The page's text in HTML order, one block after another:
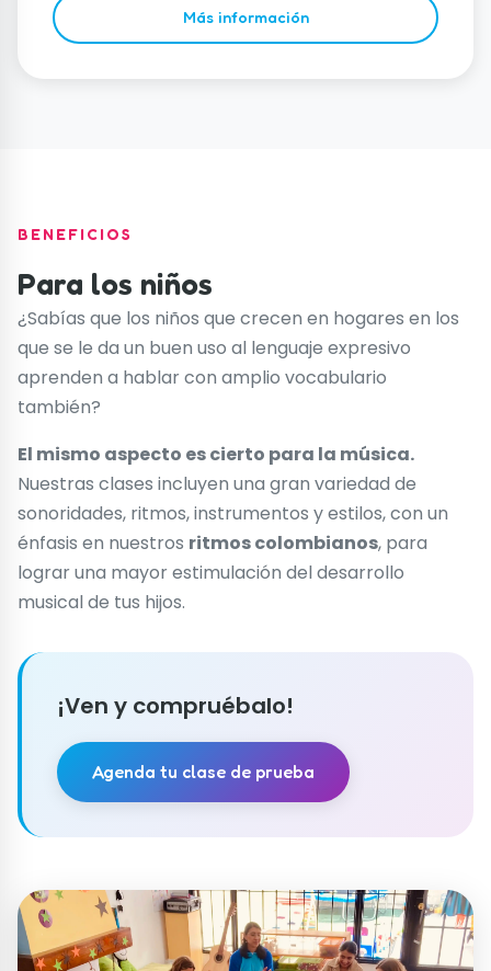
Más información
BENEFICIOS
Para los niños
¿Sabías que los niños que crecen en hogares en los
que se le da un buen uso al lenguaje expresivo
aprenden a hablar con amplio vocabulario
también?
El mismo aspecto es cierto para la música.
Nuestras clases incluyen una gran variedad de
sonoridades, ritmos, instrumentos y estilos, con un
énfasis en nuestros ritmos colombianos, para
lograr una mayor estimulación del desarrollo
musical de tus hijos.
¡Ven y compruébalo!
Agenda tu clase de prueba